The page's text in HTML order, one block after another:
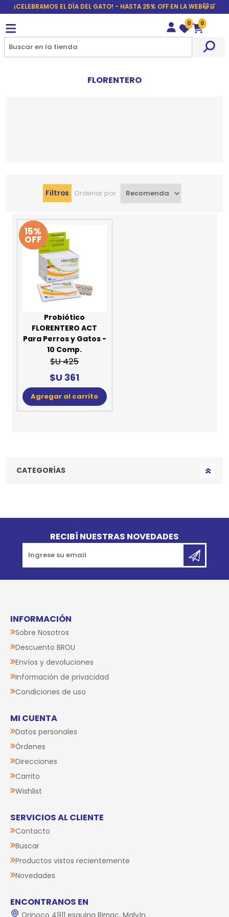
¡CELEBRAMOS EL DÍA DEL GATO! - HASTA 25% OFF EN LA WEB🐱🛒
Wishlist
0
Carrito
0
FLORENTERO
Filtros Ordenar por
15%
OFF
Probiótico
FLORENTERO ACT
Para Perros y Gatos -
10 Comp.
$U 425
$U 361
Agregar al carrito
CATEGORÍAS
RECIBÍ NUESTRAS NOVEDADES
INFORMACIÓN
Sobre Nosotros
Descuento BROU
Envíos y devoluciones
Información de privacidad
Condiciones de uso
MI CUENTA
Datos personales
Órdenes
Direcciones
Carrito
Wishlist
SERVICIOS AL CLIENTE
Contacto
Buscar
Productos vistos recientemente
Novedades
ENCONTRANOS EN